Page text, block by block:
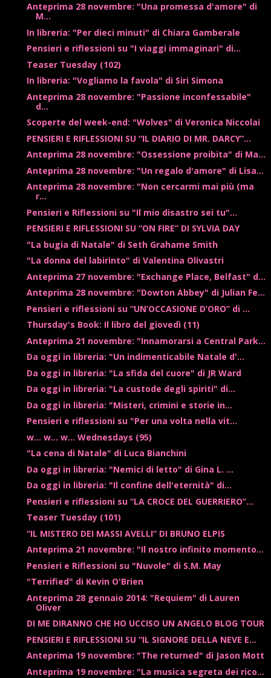
Anteprima 28 novembre: "Una promessa d'amore" di
M...
In libreria: "Per dieci minuti" di Chiara Gamberale
Pensieri e riflessioni su "I viaggi immaginari" di...
Teaser Tuesday (102)
In libreria: "Vogliamo la favola" di Siri Simona
Anteprima 28 novembre: "Passione inconfessabile"
d...
Scoperte del week-end: "Wolves" di Veronica Niccolai
PENSIERI E RIFLESSIONI SU “IL DIARIO DI MR. DARCY”...
Anteprima 28 novembre: "Ossessione proibita" di Ma...
Anteprima 28 novembre: "Un regalo d'amore" di Lisa...
Anteprima 28 novembre: "Non cercarmi mai più (ma
r...
Pensieri e Riflessioni su "Il mio disastro sei tu"...
PENSIERI E RIFLESSIONI SU “ON FIRE” DI SYLVIA DAY
"La bugia di Natale" di Seth Grahame Smith
"La donna del labirinto" di Valentina Olivastri
Anteprima 27 novembre: "Exchange Place, Belfast" d...
Anteprima 28 novembre: "Dowton Abbey" di Julian Fe...
Pensieri e riflessioni su “UN’OCCASIONE D’ORO” di ...
Thursday's Book: Il libro del giovedì (11)
Anteprima 21 novembre: "Innamorarsi a Central Park...
Da oggi in libreria: "Un indimenticabile Natale d'...
Da oggi in libreria: "La sfida del cuore" di JR Ward
Da oggi in libreria: "La custode degli spiriti" di...
Da oggi in libreria: "Misteri, crimini e storie in...
Pensieri e riflessioni su "Per una volta nella vit...
w... w... w... Wednesdays (95)
"La cena di Natale" di Luca Bianchini
Da oggi in libreria: "Nemici di letto" di Gina L. ...
Da oggi in libreria: "Il confine dell'eternità" di...
Pensieri e riflessioni su “LA CROCE DEL GUERRIERO”...
Teaser Tuesday (101)
“IL MISTERO DEI MASSI AVELLI” DI BRUNO ELPIS
Anteprima 21 novembre: "Il nostro infinito momento...
Pensieri e Riflessioni su "Nuvole" di S.M. May
"Terrified" di Kevin O'Brien
Anteprima 28 gennaio 2014: "Requiem" di Lauren
Oliver
DI ME DIRANNO CHE HO UCCISO UN ANGELO BLOG TOUR
PENSIERI E RIFLESSIONI SU “IL SIGNORE DELLA NEVE E...
Anteprima 19 novembre: "The returned" di Jason Mott
Anteprima 19 novembre: "La musica segreta dei rico...